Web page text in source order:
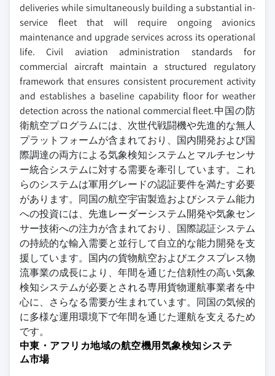
deliveries while simultaneously building a substantial in-
service fleet that will require ongoing avionics
maintenance and upgrade services across its operational
life. Civil aviation administration standards for
commercial aircraft maintain a structured regulatory
framework that ensures consistent procurement activity
and establishes a baseline capability floor for weather
detection across the national commercial fleet.中国の防
衛航空プログラムには、次世代戦闘機や先進的な無人
プラットフォームが含まれており、国内開発および国
際調達の両方による気象検知システムとマルチセンサ
ー統合システムに対する需要を牽引しています。これ
らのシステムは軍用グレードの認証要件を満たす必要
があります。同国の航空宇宙製造およびシステム能力
への投資には、先進レーダーシステム開発や気象セン
サー技術への注力が含まれており、国際認証システム
の持続的な輸入需要と並行して自立的な能力開発を支
援しています。国内の貨物航空およびエクスプレス物
流事業の成長により、年間を通じた信頼性の高い気象
検知システムが必要とされる専用貨物運航事業者を中
心に、さらなる需要が生まれています。同国の気候的
に多様な運用環境下で年間を通じた運航を支えるため
です。
中東・アフリカ地域の航空機用気象検知システ
ム市場